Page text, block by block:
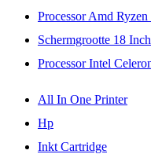
Processor Amd Ryzen
Schermgrootte 18 Inch
Processor Intel
All In One Printer
Hp
Inkt Cartridge